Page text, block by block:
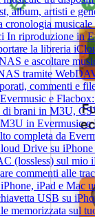
album, artisti e
cronologia
In riproduzione in
la libreria
e ascoltare
tramite
commenti e
e
di brani in M3U,
in Evermusic e
completa da
Drive su
(lossless) sul mio
commenti alle
iPad e Mac
USB su
memorizzata sul